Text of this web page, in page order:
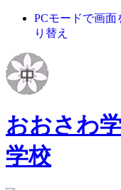
PCモードで画面
り替え
おおさわ
学校